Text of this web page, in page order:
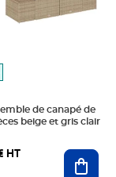
de canapé de
beige et gris clair
HT